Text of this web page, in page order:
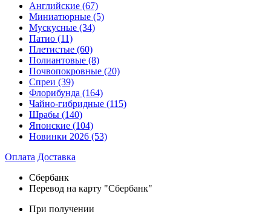
Английские (67)
Миниатюрные (5)
Мускусные (34)
Патио (11)
Плетистые (60)
Полиантовые (8)
Почвопокровные (20)
Спреи (39)
Флорибунда (164)
Чайно-гибридные (115)
Шрабы (140)
Японские (104)
Новинки 2026 (53)
Оплата Доставка
Сбербанк
Перевод на карту "Сбербанк"
При получении